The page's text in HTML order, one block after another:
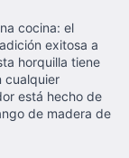
cocina: el
exitosa a
horquilla tiene
cualquier
está hecho de
de madera de